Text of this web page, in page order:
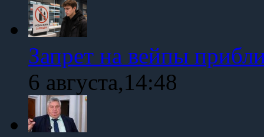
Запрет на вейпы
6 августа,14:48